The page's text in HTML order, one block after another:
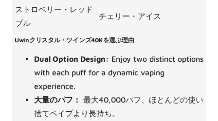
ストロベリー・レッド
ブル
チェリー・アイス
Uwinクリスタル・ツインズ40Kを選ぶ理由
Dual Option Design: Enjoy two distinct options
with each puff for a dynamic vaping
experience.
大量のパフ：
最大40,000パフ、ほとんどの使い
捨てベイプより長持ち。